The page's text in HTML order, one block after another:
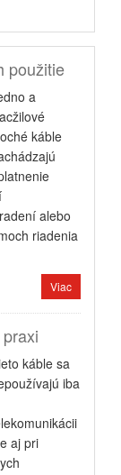
použitie
a
káble
alebo
riadenia
Viac
káble sa
iba
aj pri